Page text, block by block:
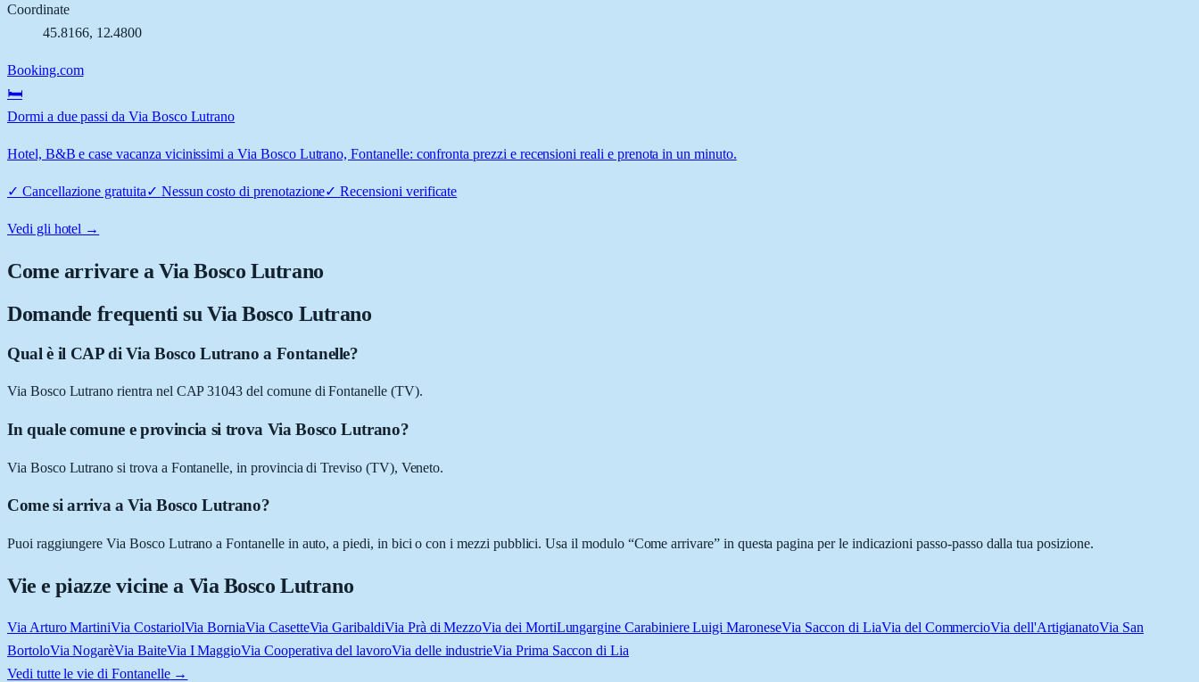
Coordinate
45.8166, 12.4800
Booking.com
🛏️
Dormi a due passi da Via Bosco Lutrano
Hotel, B&B e case vacanza vicinissimi a Via Bosco Lutrano, Fontanelle: confronta prezzi e recensioni reali e prenota in un minuto.
✓ Cancellazione gratuita✓ Nessun costo di prenotazione✓Recensioni verificate
Vedi gli hotel →
Come arrivare aVia Bosco Lutrano
Domande frequenti su Via Bosco Lutrano
Qual è il CAP di Via Bosco Lutrano a Fontanelle?
Via Bosco Lutrano rientra nel CAP 31043 del comune di Fontanelle (TV).
In quale comune e provincia si trova Via Bosco Lutrano?
Via Bosco Lutrano si trova a Fontanelle, in provincia di Treviso (TV), Veneto.
Come si arriva a Via Bosco Lutrano?
Puoi raggiungere Via Bosco Lutrano a Fontanelle in auto, a piedi, in bici o con i mezzi pubblici. Usa il modulo “Come arrivare” in questa pagina per le indicazioni passo-passo dalla tua posizione.
Vie e piazze vicine a Via Bosco Lutrano
Via Arturo MartiniVia CostariolVia BorniaVia CasetteVia GaribaldiVia Prà di MezzoVia dei MortiLungargine Carabiniere Luigi MaroneseVia Saccon di LiaVia del CommercioVia dell'ArtigianatoVia San
BortoloVia NogarèVia BaiteVia I MaggioVia Cooperativa del lavoroVia delle industrieVia Prima Saccon di Lia
Vedi tutte le vie di Fontanelle→